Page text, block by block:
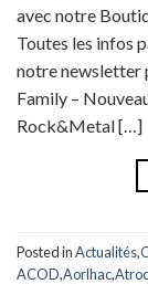
avec notre
Toutes les infos
notre newsletter
Family –
Rock&Metal […]
Posted inActualités,
ACOD,Aorlhac,